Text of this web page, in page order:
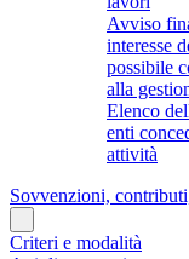
Avviso
interesse
possibile
alla
Elenco
enti
attività
Sovvenzioni,
Criteri e modalità